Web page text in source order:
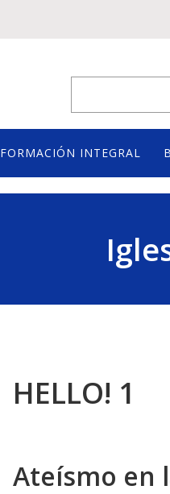
FORMACIÓN INTEGRAL
HELLO! 1
Ateísmo en